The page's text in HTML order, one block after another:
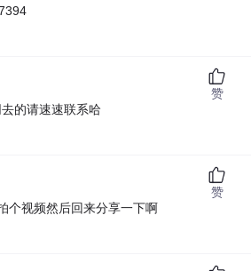
的请速速联系哈
赞
个视频然后回来分享一下啊
赞